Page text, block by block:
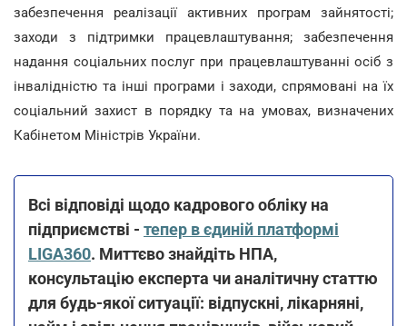
забезпечення реалізації активних програм зайнятості;
заходи з підтримки працевлаштування; забезпечення
надання соціальних послуг при працевлаштуванні осіб з
інвалідністю та інші програми і заходи, спрямовані на їх
соціальний захист в порядку та на умовах, визначених
Кабінетом Міністрів України.
Всі відповіді щодо кадрового обліку на
підприємстві - тепер в єдиній платформі
LIGA360. Миттєво знайдіть НПА,
консультацію експерта чи аналітичну статтю
для будь-якої ситуації: відпускні, лікарняні,